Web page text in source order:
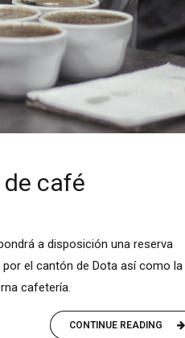
café
a disposición una reserva
el cantón de Dota así como la
cafetería.
CONTINUE READING